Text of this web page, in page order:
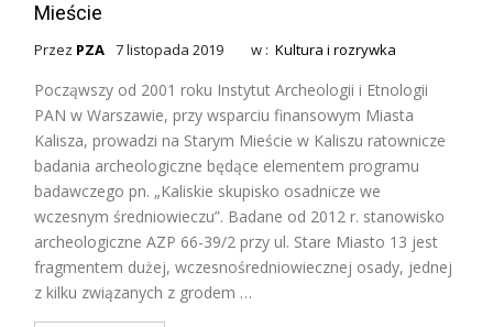
Mieście
Przez PZA 7 listopada 2019 w :Kultura i rozrywka
Począwszy od 2001 roku Instytut Archeologii i Etnologii
PAN w Warszawie, przy wsparciu finansowym Miasta
Kalisza, prowadzi na Starym Mieście w Kaliszu ratownicze
badania archeologiczne będące elementem programu
badawczego pn. „Kaliskie skupisko osadnicze we
wczesnym średniowieczu”. Badane od 2012 r. stanowisko
archeologiczne AZP 66-39/2 przy ul. Stare Miasto 13 jest
fragmentem dużej, wczesnośredniowiecznej osady, jednej
z kilku związanych z grodem …